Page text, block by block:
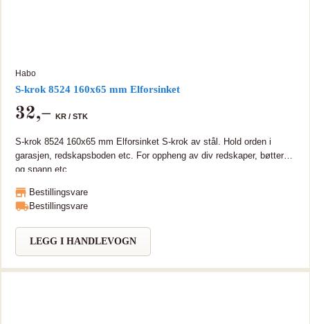
Habo
S-krok 8524 160x65 mm Elforsinket
32,– KR / STK
S-krok 8524 160x65 mm Elforsinket S-krok av stål. Hold orden i
garasjen, redskapsboden etc. For oppheng av div redskaper, bøtter
og spann etc.
Bestillingsvare
Bestillingsvare
LEGG I HANDLEVOGN